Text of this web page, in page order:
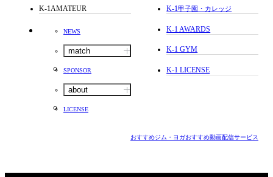
K-1AMATEUR
NEWS
match
SPONSOR
about
LICENSE
K-1甲子園・カレッジ
K-1 AWARDS
K-1 GYM
K-1 LICENSE
おすすめジム・ヨガおすすめ動画配信サービス